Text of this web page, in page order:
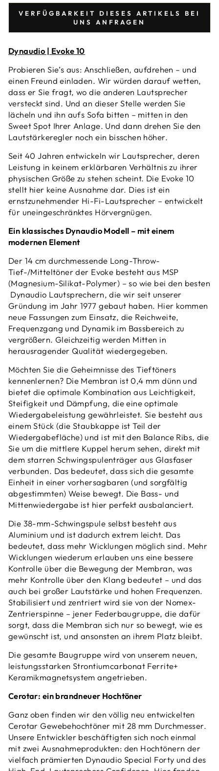
VERFÜGBARKEIT DIESES ARTIKELS BEI
UNS ANFRAGEN
Dynaudio | Evoke 10
Probieren Sie’s aus: Anschließen, aufdrehen – und
einen Freund einladen. Wir würden darauf wetten,
dass er Sie fragt, wo die anderen Lautsprecher
versteckt sind. Und an dieser Stelle werden Sie
lächeln und ihn aufs Sofa bitten – mitten in den
Sweet Spot Ihrer Anlage. Und dann drehen Sie den
Lautstärkeregler noch ein bisschen höher.
Seit 40 Jahren entwickeln wir Lautsprecher, deren
Leistung in keinem erklärbaren Verhältnis zu ihrer
physischen Größe zu stehen scheint. Die Evoke 10
stellt hier keine Ausnahme dar. Dies ist ein
ernstzunehmender Hi-Fi-Lautsprecher – entwickelt
für uneingeschränktes Hörvergnügen.
Ein klassisches Dynaudio Modell – mit einem
modernen Element
Der 14 cm durchmessende Long-Throw-
Tief-/Mitteltöner der Evoke besteht aus MSP
(Magnesium-Silikat-Polymer) – so wie bei den besten
Dynaudio Lautsprechern, die wir seit unserer
Gründung im Jahr 1977 gebaut haben. Hier kommen
neue Fassungen zum Einsatz, die Reichweite,
Frequenzgang und Dynamik im Bassbereich zu
vergrößern. Gleichzeitig werden Mitten in
herausragender Qualität wiedergegeben.
Möchten Sie die Geheimnisse des Tieftöners
kennenlernen? Die Membran ist 0,4 mm dünn und
bietet die optimale Kombination aus Leichtigkeit,
Steifigkeit und Dämpfung, die eine optimale
Wiedergabeleistung gewährleistet. Sie besteht aus
einem Stück (die Staubkappe ist Teil der
Wiedergabefläche) und ist mit den Balance Ribs, die
Sie um die mittlere Kuppel herum sehen, direkt mit
dem starren Schwingspulenträger aus Glasfaser
verbunden. Das bedeutet, dass sich die gesamte
Einheit in einer vorhersagbaren (und sorgfältig
abgestimmten) Weise bewegt. Die Bass- und
Mittenwiedergabe ist hier perfekt ausbalanciert.
Die 38-mm-Schwingspule selbst besteht aus
Aluminium und ist dadurch extrem leicht. Das
bedeutet, dass mehr Wicklungen möglich sind. Mehr
Wicklungen wiederum erlauben uns eine bessere
Kontrolle über die Bewegung der Membran, was
mehr Kontrolle über den Klang bedeutet – und das
auch bei großer Lautstärke und hohen Frequenzen.
Stabilisiert und zentriert wird sie von der Nomex-
Zentrierspinne – jener Federbaugruppe, die dafür
sorgt, dass die Membran sich nur so bewegt, wie es
gewünscht ist, und ansonsten an ihrem Platz bleibt.
Die gesamte Baugruppe wird von unserem neuen,
leistungsstarken Strontiumcarbonat Ferrite+
Keramikmagnetsystem angetrieben.
Cerotar: ein brandneuer Hochtöner
Ganz oben finden wir den völlig neu entwickelten
Cerotar Gewebehochtöner mit 28 mm Durchmesser.
Unsere Entwickler beschäftigten sich noch einmal
mit zwei Ausnahmeprodukten: den Hochtönern der
vielfach prämierten Dynaudio Special Forty und des